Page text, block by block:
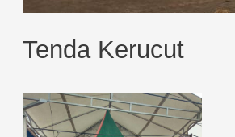
Tenda Kerucut